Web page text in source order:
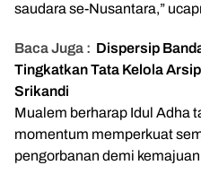
saudara se-Nusantara,”
Baca Juga : Dispersip
Tingkatkan Tata Kelola
Srikandi
Mualem berharap Idul Adha
momentum memperkuat
pengorbanan demi